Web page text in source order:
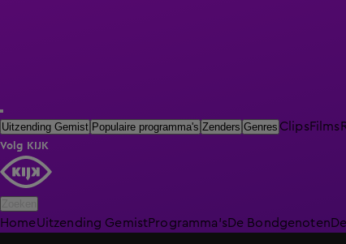
Uitzending Gemist Populaire programma's Zenders Genres ClipsFilms
Volg KIJK
HomeUitzending GemistProgramma'sDe Bondgenoten